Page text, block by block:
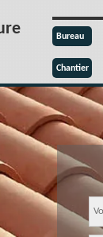
Bureau
Chantier